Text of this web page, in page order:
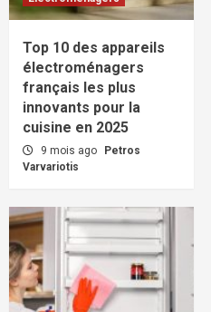
Top 10 des appareils
électroménagers
français les plus
innovants pour la
cuisine en 2025
9 mois ago
Petros
Varvariotis